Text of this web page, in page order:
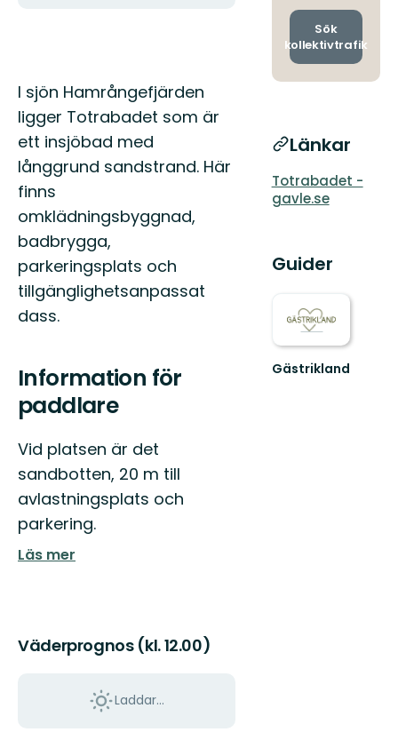
Beskrivning
I sjön Hamrångefjärden
ligger Totrabadet som är
ett insjöbad med
långgrund sandstrand. Här
finns
omklädningsbyggnad,
badbrygga,
parkeringsplats och
tillgänglighetsanpassat
dass.
Information för
paddlare
Vid platsen är det
sandbotten, 20 m till
avlastningsplats och
parkering.
Läs mer
Väderprognos (kl. 12.00)
Laddar...
och
Sök
kollektivtrafik
Länkar
Totrabadet -
gavle.se
Guider
Gästrikland